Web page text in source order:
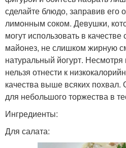
сделайте блюдо, заправив
лимонным соком. Девушки,
могут использовать в
майонез, не слишком жирную
натуральный йогурт.
нельзя отнести к
качества выше всяких похвал.
для небольшого торжества в
Ингредиенты:
Для салата: